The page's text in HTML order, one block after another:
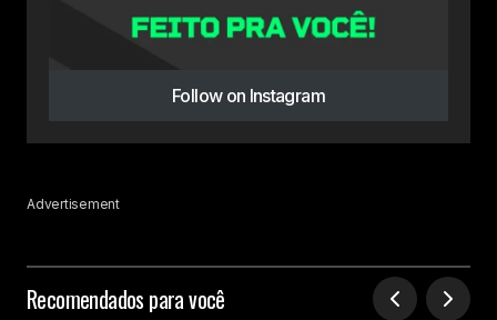
Follow on Instagram
Advertisement
Recomendados para você